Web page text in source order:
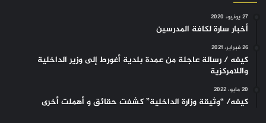
27 يونيو، 2020
أخبار سارة لكافة المدرسين
26 فبراير، 2021
كيفه / رسالة عاجلة من عمدة بلدية أغورط إلى وزير الداخلية
واللامركزية
20 مايو، 2022
كيفه/ “وثيقة وزارة الداخلية” كشفت حقائق و أهملت أخرى